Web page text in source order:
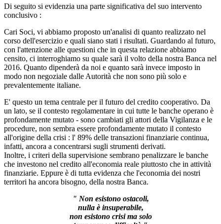
Di seguito si evidenzia una parte significativa del suo intervento
conclusivo :
Cari Soci, vi abbiamo proposto un'analisi di quanto realizzato nel
corso dell'esercizio e quali siano stati i risultati. Guardando al futuro,
con l'attenzione alle questioni che in questa relazione abbiamo
censito, ci interroghiamo su quale sarà il volto della nostra Banca nel
2016. Quanto dipenderà da noi e quanto sarà invece imposto in
modo non negoziale dalle Autorità che non sono più solo e
prevalentemente italiane.
E' questo un tema centrale per il futuro del credito cooperativo. Da
un lato, se il contesto regolamentare in cui tutte le banche operano è
profondamente mutato - sono cambiati gli attori della Vigilanza e le
procedure, non sembra essere profondamente mutato il contesto
all'origine della crisi : l' 89% delle transazioni finanziarie continua,
infatti, ancora a concentrarsi sugli strumenti derivati.
Inoltre, i criteri della supervisione sembrano penalizzare le banche
che investono nel credito all'economia reale piuttosto che in attività
finanziarie. Eppure è di tutta evidenza che l'economia dei nostri
territori ha ancora bisogno, della nostra Banca.
" Non esistono ostacoli,
nulla è insuperabile,
non esistono crisi ma solo